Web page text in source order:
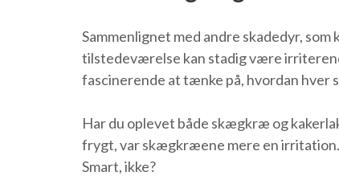
Sammenlignet med andre skadedyr,
tilstedeværelse kan stadig være
fascinerende at tænke på, hvordan
Har du oplevet både skægkræ og
frygt, var skægkræene mere en irritation.
Smart, ikke?